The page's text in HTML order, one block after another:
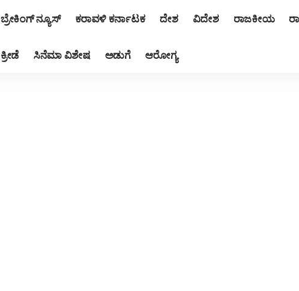
ಬ್ರೇಕಿಂಗ್ ನ್ಯೂಸ್ ಕರಾವಳಿ ಕರ್ನಾಟಕ ದೇಶ ವಿದೇಶ ರಾಜಕೀಯ
ಕ್ರೀಡೆ ಸಿನೆಮಾ ವಿಶೇಷ ಅಡುಗೆ ಆರೋಗ್ಯ